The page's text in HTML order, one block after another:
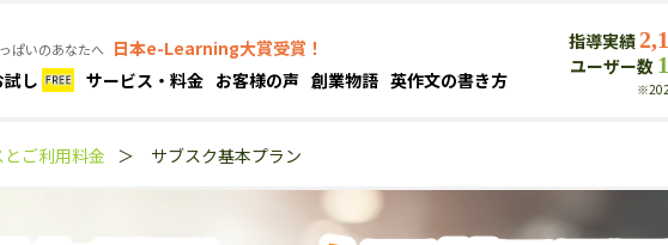
ぱいのあなたへ 日本e-Learning大賞受賞！
し サービス・料金 お客様の声 創業物語 英作文の書き方
指導実績
ユーザー数
ご利用料金 ＞ サブスク基本プラン